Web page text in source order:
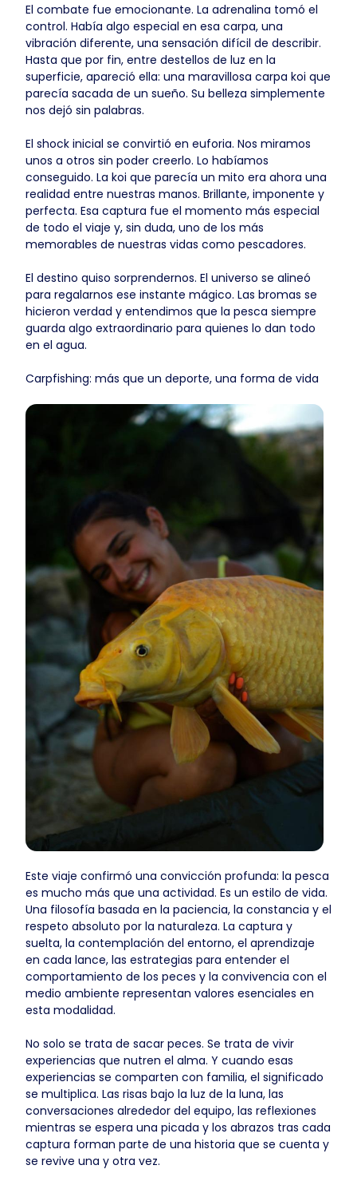
El combate fue emocionante. La adrenalina tomó el
control. Había algo especial en esa carpa, una
vibración diferente, una sensación difícil de describir.
Hasta que por fin, entre destellos de luz en la
superficie, apareció ella: una maravillosa carpa koi que
parecía sacada de un sueño. Su belleza simplemente
nos dejó sin palabras.
El shock inicial se convirtió en euforia. Nos miramos
unos a otros sin poder creerlo. Lo habíamos
conseguido. La koi que parecía un mito era ahora una
realidad entre nuestras manos. Brillante, imponente y
perfecta. Esa captura fue el momento más especial
de todo el viaje y, sin duda, uno de los más
memorables de nuestras vidas como pescadores.
El destino quiso sorprendernos. El universo se alineó
para regalarnos ese instante mágico. Las bromas se
hicieron verdad y entendimos que la pesca siempre
guarda algo extraordinario para quienes lo dan todo
en el agua.
Carpfishing: más que un deporte, una forma de vida
Este viaje confirmó una convicción profunda: la pesca
es mucho más que una actividad. Es un estilo de vida.
Una filosofía basada en la paciencia, la constancia y el
respeto absoluto por la naturaleza. La captura y
suelta, la contemplación del entorno, el aprendizaje
en cada lance, las estrategias para entender el
comportamiento de los peces y la convivencia con el
medio ambiente representan valores esenciales en
esta modalidad.
No solo se trata de sacar peces. Se trata de vivir
experiencias que nutren el alma. Y cuando esas
experiencias se comparten con familia, el significado
se multiplica. Las risas bajo la luz de la luna, las
conversaciones alrededor del equipo, las reflexiones
mientras se espera una picada y los abrazos tras cada
captura forman parte de una historia que se cuenta y
se revive una y otra vez.